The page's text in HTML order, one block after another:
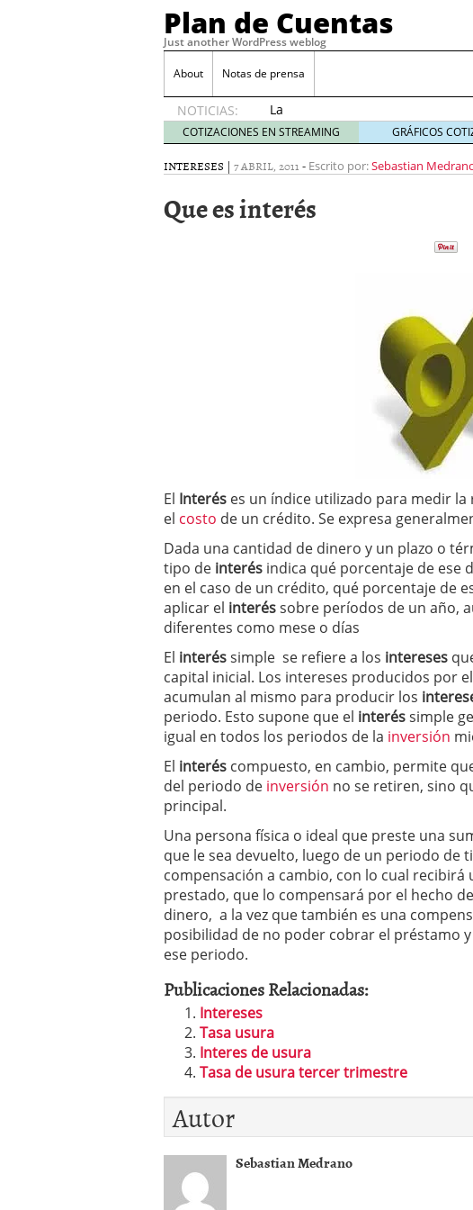
Plan de Cuentas
Just another WordPress weblog
About Notas de prensa
NOTICIAS:
La
elección
del
mejor
es tuya
septiembre
Ventajas de las Tarjetas de Crédito
¿Quién debe firmar un acta de
COTIZACIONES EN STREAMING GRÁFICOS
INTERESES | 7 ABRIL, 2011 - Escrito por:Sebastian
Que es interés
El Interés es un índice utilizado para medir
el costo de un crédito. Se expresa
Dada una cantidad de dinero y un plazo o
tipo de interés indica qué porcentaje de ese
en el caso de un crédito, qué porcentaje de
aplicar el interéssobre períodos de un año,
diferentes como mese o días
El interéssimple se refiere a los intereses
capital inicial. Los intereses producidos por
acumulan al mismo para producir los
periodo. Esto supone que el interéssimple
igual en todos los periodos de la inversión
El interés compuesto, en cambio, permite
del periodo de inversión no se retiren, sino
principal.
Una persona física o ideal que preste una
que le sea devuelto, luego de un periodo de
compensación a cambio, con lo cual
prestado, que lo compensará por el hecho
dinero, a la vez que también es una
posibilidad de no poder cobrar el préstamo
ese periodo.
Publicaciones Relacionadas:
Intereses
Tasa usura
Interes de usura
Tasa de usura tercer trimestre
Autor
Sebastian Medrano